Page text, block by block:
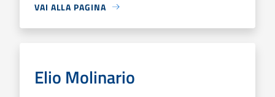
VAI ALLA PAGINA
Elio Molinario